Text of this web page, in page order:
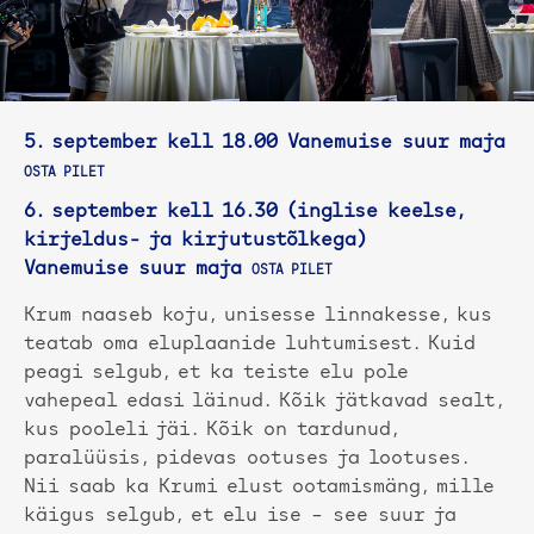
5. september kell 18.00 Vanemuise suur maja
OSTA PILET
6. september kell 16.30 (inglise keelse,
kirjeldus- ja kirjutustõlkega)
Vanemuise suur maja
OSTA PILET
Krum naaseb koju, unisesse linnakesse, kus
teatab oma eluplaanide luhtumisest. Kuid
peagi selgub, et ka teiste elu pole
vahepeal edasi läinud. Kõik jätkavad sealt,
kus pooleli jäi. Kõik on tardunud,
paralüüsis, pidevas ootuses ja lootuses.
Nii saab ka Krumi elust ootamismäng, mille
käigus selgub, et elu ise – see suur ja